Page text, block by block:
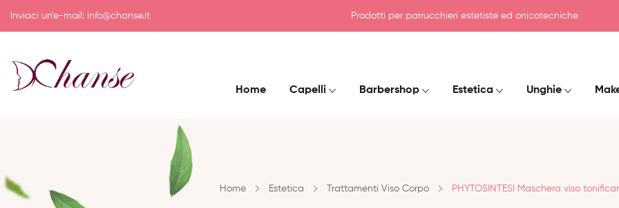
Inviaci un'e-mail: info@chanse.it Prodotti per parrucchieri estetiste ed onicotecniche
Home Capelli Barbershop Estetica Unghie
Home Estetica Trattamenti Viso Corpo PHYTOSINTESI Maschera viso